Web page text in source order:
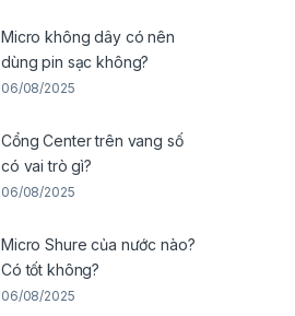
Micro không dây có nên
dùng pin sạc không?
06/08/2025
Cổng Center trên vang số
có vai trò gì?
06/08/2025
Micro Shure của nước nào?
Có tốt không?
06/08/2025